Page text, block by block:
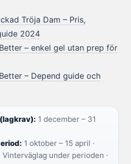
Tröja Dam – Pris,
2024
– enkel gel utan prep för
– Depend guide och
1 december – 31
1 oktober – 15 april ·
Vinterväglag under perioden ·